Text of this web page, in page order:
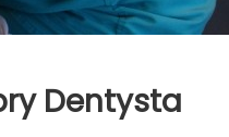
Dentysta